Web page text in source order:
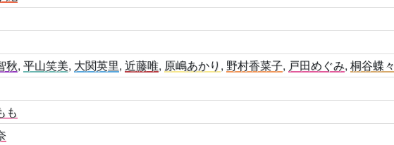
秋,平山笑美, 大関英里,近藤唯, 原嶋あかり,野村香菜子, 戸田めぐみ,桐谷蝶々
も